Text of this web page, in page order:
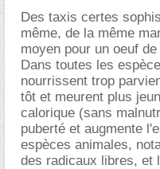
Des taxis certes
même, de la même
moyen pour un oeuf
Dans toutes les
nourrissent trop
tôt et meurent plus
calorique (sans
puberté et augmente
espèces animales,
des radicaux libres, et